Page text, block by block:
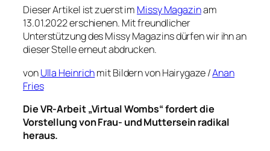
Dieser Artikel ist zuerst im Missy Magazinam
13.01.2022 erschienen. Mit freundlicher
Unterstützung des Missy Magazins dürfen wir ihn an
dieser Stelle erneut abdrucken.
vonUlla Heinrichmit Bildern von Hairygaze /Anan
Fries
Die VR-Arbeit „Virtual Wombs“ fordert die
Vorstellung von Frau- und Muttersein radikal
heraus.